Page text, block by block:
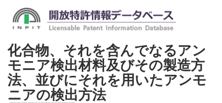
化合物、それを含んでなるアン
モニア検出材料及びその製造方
法、並びにそれを用いたアンモ
ニアの検出方法